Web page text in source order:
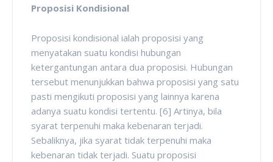
Proposisi Kondisional
Proposisi kondisional ialah proposisi yang
menyatakan suatu kondisi hubungan
ketergantungan antara dua proposisi. Hubungan
tersebut menunjukkan bahwa proposisi yang satu
pasti mengikuti proposisi yang lainnya karena
adanya suatu kondisi tertentu. [6] Artinya, bila
syarat terpenuhi maka kebenaran terjadi.
Sebaliknya, jika syarat tidak terpenuhi maka
kebenaran tidak terjadi. Suatu proposisi